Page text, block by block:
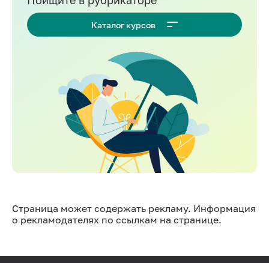
Каталог курсов
Страница может содержать рекламу. Информация
о рекламодателях по ссылкам на странице.